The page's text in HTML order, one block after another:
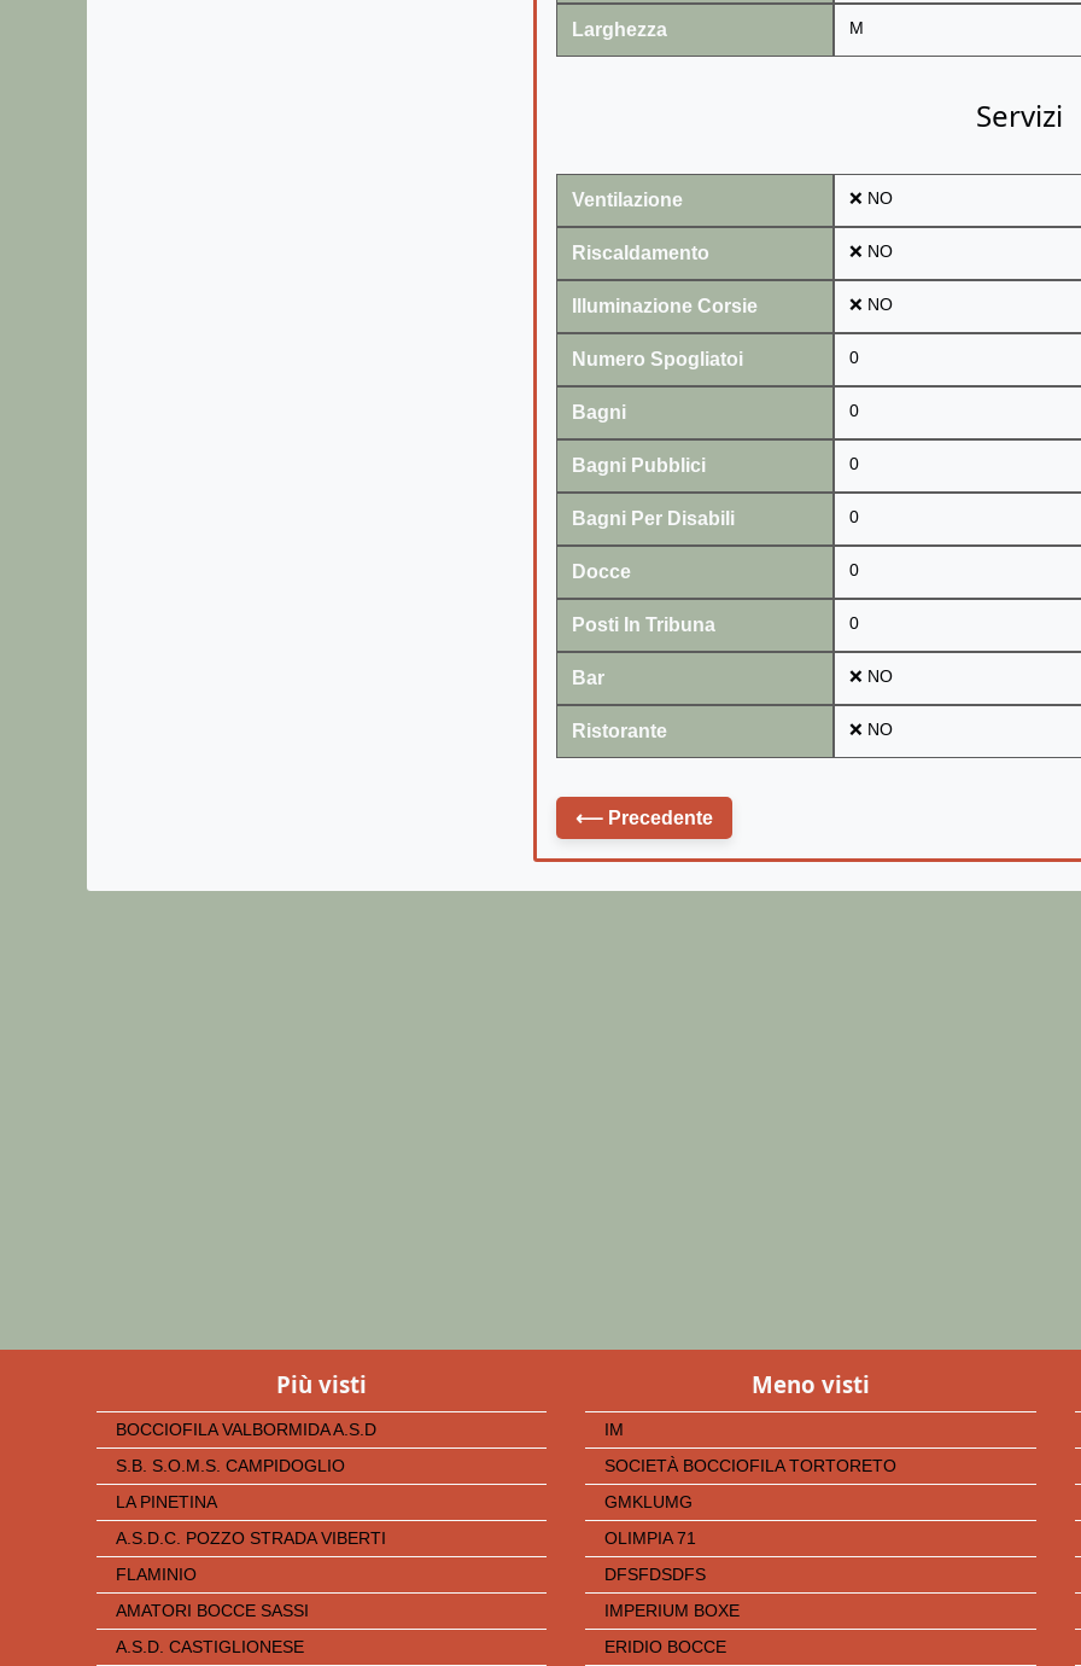
Larghezza M
Servizi
Ventilazione ❌ NO
Riscaldamento ❌ NO
Illuminazione Corsie ❌ NO
Numero Spogliatoi 0
Bagni 0
Bagni Pubblici 0
Bagni Per Disabili 0
Docce 0
Posti In Tribuna 0
Bar ❌ NO
Ristorante ❌ NO
⟵ Precedente
Più visti
BOCCIOFILA VALBORMIDA A.S.D
S.B. S.O.M.S. CAMPIDOGLIO
LA PINETINA
A.S.D.C. POZZO STRADA VIBERTI
FLAMINIO
AMATORI BOCCE SASSI
A.S.D. CASTIGLIONESE
Meno visti
IM
SOCIETÀ BOCCIOFILA TORTORETO
GMKLUMG
OLIMPIA 71
DFSFDSDFS
IMPERIUM BOXE
ERIDIO BOCCE